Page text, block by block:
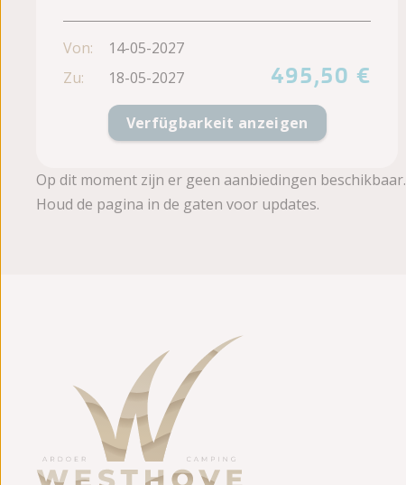
Von:
14-05-2027
Zu:
18-05-2027 495,50 €
Verfügbarkeit anzeigen
Op dit moment zijn er geen aanbiedingen beschikbaar.
Houd de pagina in de gaten voor updates.